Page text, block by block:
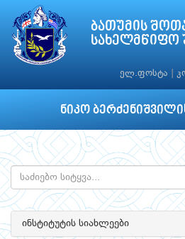
ბათუმის
სახელმწიფო
ელ.ფოსტა
ნიკო
ინსტიტუტის სიახლეები